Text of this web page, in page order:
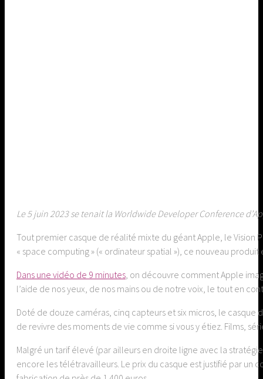
Le 5 juin 2023 se tenait la Worldwide Developer Conference
Tout premier casque de réalité mixte du géant Apple, le Vision
« space computing » (« ordinateur spatial »), ce nouveau
Dans une vidéo de 9 minutes , on découvre comment Apple
l’aide de nos yeux, de nos mains ou de notre voix, le tout en
Doté de douze caméras, cinq capteurs et six micros, le casque
de revivre des moments de vie comme si vous y étiez. Films,
Malgré un tarif élevé (par ailleurs en droite ligne avec la
encore les télétravailleurs. Le prix du casque est justifié par